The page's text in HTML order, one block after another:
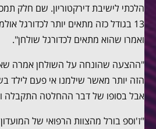
הלכתי לישיבת דירקטוריון. שם חלק
13 בגודל כזה מתאים יותר לכדורגל
ואמרו שהוא מתאים לכדורגל שולחן".
"ההצעה שהונחה על השולחן אמרה
הזה יותר מאשר שילמנו אי פעם לילד
אבל בסופו של דבר ההחלטה התקבלה
"ז'וספ בורל מהצוות הרפואי של